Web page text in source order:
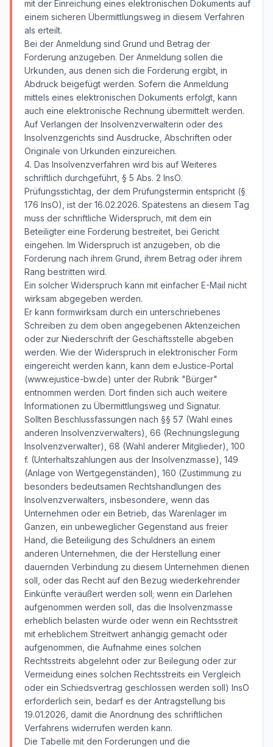
mit der Einreichung eines elektronischen Dokuments auf
einem sicheren Übermittlungsweg in diesem Verfahren
als erteilt.
Bei der Anmeldung sind Grund und Betrag der
Forderung anzugeben. Der Anmeldung sollen die
Urkunden, aus denen sich die Forderung ergibt, in
Abdruck beigefügt werden. Sofern die Anmeldung
mittels eines elektronischen Dokuments erfolgt, kann
auch eine elektronische Rechnung übermittelt werden.
Auf Verlangen der Insolvenzverwalterin oder des
Insolvenzgerichts sind Ausdrucke, Abschriften oder
Originale von Urkunden einzureichen.
4. Das Insolvenzverfahren wird bis auf Weiteres
schriftlich durchgeführt, § 5 Abs. 2 InsO.
Prüfungsstichtag, der dem Prüfungstermin entspricht (§
176 InsO), ist der 16.02.2026. Spätestens an diesem Tag
muss der schriftliche Widerspruch, mit dem ein
Beteiligter eine Forderung bestreitet, bei Gericht
eingehen. Im Widerspruch ist anzugeben, ob die
Forderung nach ihrem Grund, ihrem Betrag oder ihrem
Rang bestritten wird.
Ein solcher Widerspruch kann mit einfacher E-Mail nicht
wirksam abgegeben werden.
Er kann formwirksam durch ein unterschriebenes
Schreiben zu dem oben angegebenen Aktenzeichen
oder zur Niederschrift der Geschäftsstelle abgeben
werden. Wie der Widerspruch in elektronischer Form
eingereicht werden kann, kann dem eJustice-Portal
(www.ejustice-bw.de) unter der Rubrik "Bürger"
entnommen werden. Dort finden sich auch weitere
Informationen zu Übermittlungsweg und Signatur.
Sollten Beschlussfassungen nach §§ 57 (Wahl eines
anderen Insolvenzverwalters), 66 (Rechnungslegung
Insolvenzverwalter), 68 (Wahl anderer Mitglieder), 100
f. (Unterhaltszahlungen aus der Insolvenzmasse), 149
(Anlage von Wertgegenständen), 160 (Zustimmung zu
besonders bedeutsamen Rechtshandlungen des
Insolvenzverwalters, insbesondere, wenn das
Unternehmen oder ein Betrieb, das Warenlager im
Ganzen, ein unbeweglicher Gegenstand aus freier
Hand, die Beteiligung des Schuldners an einem
anderen Unternehmen, die der Herstellung einer
dauernden Verbindung zu diesem Unternehmen dienen
soll, oder das Recht auf den Bezug wiederkehrender
Einkünfte veräußert werden soll; wenn ein Darlehen
aufgenommen werden soll, das die Insolvenzmasse
erheblich belasten würde oder wenn ein Rechtsstreit
mit erheblichem Streitwert anhängig gemacht oder
aufgenommen, die Aufnahme eines solchen
Rechtsstreits abgelehnt oder zur Beilegung oder zur
Vermeidung eines solchen Rechtsstreits ein Vergleich
oder ein Schiedsvertrag geschlossen werden soll) InsO
erforderlich sein, bedarf es der Antragstellung bis
19.01.2026, damit die Anordnung des schriftlichen
Verfahrens widerrufen werden kann.
Die Tabelle mit den Forderungen und die